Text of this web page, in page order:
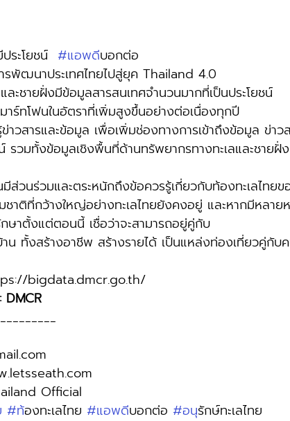
ระโยชน์ #แอพดีบอกต่อ
รพัฒนาประเทศไทยไปสู่ยุค Thailand 4.0
ละชายฝั่งมีข้อมูลสารสนเทศจำนวนมากที่เป็นประโยชน์
ร์ทโฟนในอัตราที่เพิ่มสูงขึ้นอย่างต่อเนื่องทุกปี
ข่าวสารและข้อมูล เพื่อเพิ่มช่องทางการเข้าถึงข้อมูล ข่า
รวมทั้งข้อมูลเชิงพื้นที่ด้านทรัพยากรทางทะเลและชายฝั่ง
วนร่วมและตระหนักถึงข้อควรรู้เกี่ยวกับท้องทะเลไทยข
ชาติที่กว้างใหญ่อย่างทะเลไทยยังคงอยู่ และหากมีหลาย
ษาตั้งแต่ตอนนี้ เชื่อว่าจะสามารถอยู่คู่กับ
น ทั้งสร้างอาชีพ สร้างรายได้ เป็นแหล่งท่องเที่ยวคู่กับ
bigdata.dmcr.go.th/
Official
#ท้องทะเลไทย #แอพดีบอกต่อ #อนุรักษ์ทะเลไทย